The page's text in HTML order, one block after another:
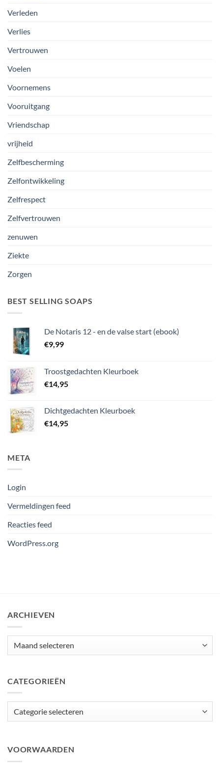
Verleden
Verlies
Vertrouwen
Voelen
Voornemens
Vooruitgang
Vriendschap
vrijheid
Zelfbescherming
Zelfontwikkeling
Zelfrespect
Zelfvertrouwen
zenuwen
Ziekte
Zorgen
BEST SELLING SOAPS
De Notaris 12 - en de valse start (ebook)
€9,99
Troostgedachten Kleurboek
€14,95
Dichtgedachten Kleurboek
€14,95
META
Login
Vermeldingen feed
Reacties feed
WordPress.org
ARCHIEVEN
CATEGORIEËN
VOORWAARDEN